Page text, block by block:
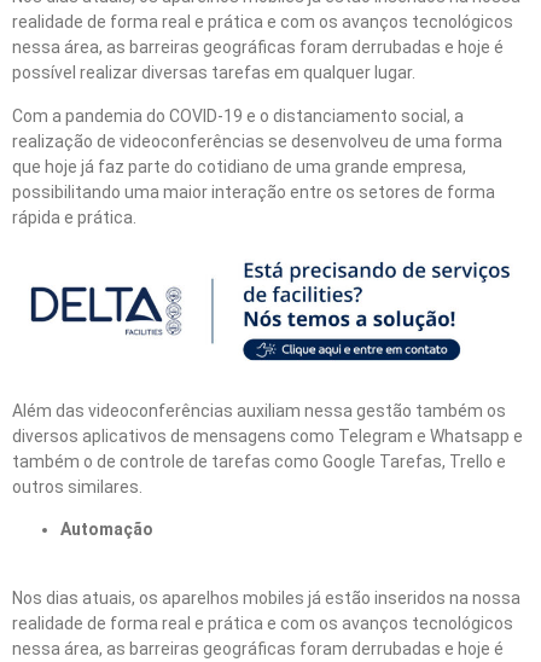
realidade de forma real e prática e com os avanços tecnológicos
nessa área, as barreiras geográficas foram derrubadas e hoje é
possível realizar diversas tarefas em qualquer lugar.
Com a pandemia do COVID-19 e o distanciamento social, a
realização de videoconferências se desenvolveu de uma forma
que hoje já faz parte do cotidiano de uma grande empresa,
possibilitando uma maior interação entre os setores de forma
rápida e prática.
Além das videoconferências auxiliam nessa gestão também os
diversos aplicativos de mensagens como Telegram e Whatsapp e
também o de controle de tarefas como Google Tarefas, Trello e
outros similares.
Automação
Nos dias atuais, os aparelhos mobiles já estão inseridos na nossa
realidade de forma real e prática e com os avanços tecnológicos
nessa área, as barreiras geográficas foram derrubadas e hoje é